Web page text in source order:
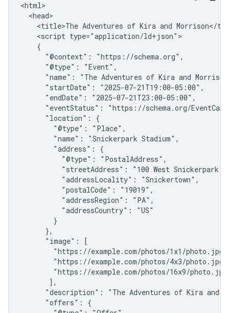
<html>
  <head>
<title>The Adventures of Kira and Morrison</
    <script type="application/ld+json">
    {
      "@context": "https://schema.org",
      "@type": "Event",
"name": "The Adventures of Kira and
      "startDate": "2025-07-21T19:00-05:00",
      "endDate": "2025-07-21T23:00-05:00",
"eventStatus": "https://schema.org/
      "location": {
        "@type": "Place",
        "name": "Snickerpark Stadium",
        "address": {
          "@type": "PostalAddress",
"streetAddress": "100 West Snickerpark
          "addressLocality": "Snickertown",
          "postalCode": "19019",
          "addressRegion": "PA",
          "addressCountry": "US"
        }
      },
      "image": [
"https://example.com/photos/1x1/
"https://example.com/photos/4x3/
"https://example.com/photos/16x9/
       ],
"description": "The Adventures of Kira and
      "offers": {